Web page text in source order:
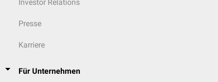
Investor Relations
Presse
Karriere
Für Unternehmen